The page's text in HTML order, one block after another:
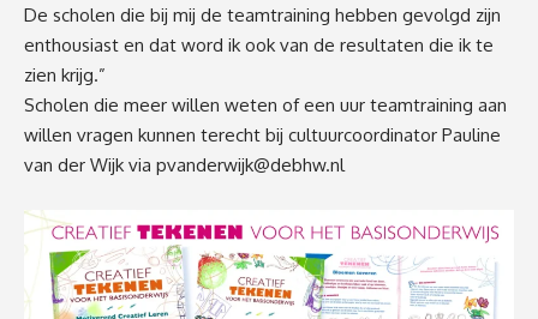
De scholen die bij mij de teamtraining hebben gevolgd zijn
enthousiast en dat word ik ook van de resultaten die ik te
zien krijg.”
Scholen die meer willen weten of een uur teamtraining aan
willen vragen kunnen terecht bij cultuurcoordinator Pauline
van der Wijk via pvanderwijk@debhw.nl